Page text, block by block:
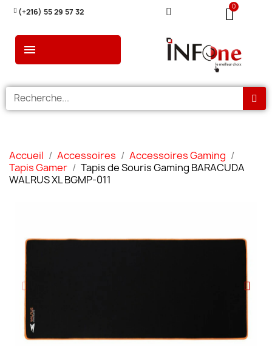
(+216) 55 29 57 32
Accueil Accessoires
Accessoires Gaming
Tapis Gamer
Tapis de Souris Gaming BARACUDA
WALRUS XL BGMP-011